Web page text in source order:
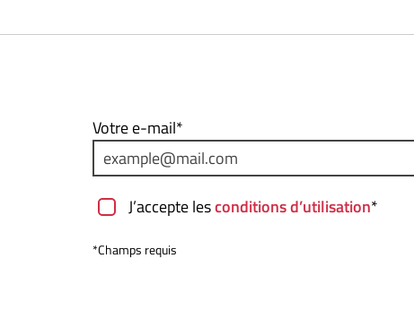
Votre e-mail*
J’accepte lesconditions d’utilisation*
*Champs requis